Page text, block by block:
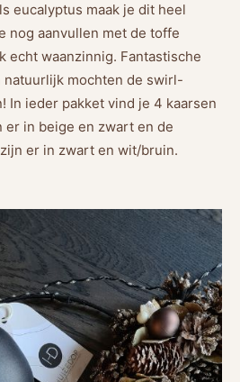
eucalyptus maak je dit heel
nog aanvullen met de toffe
echt waanzinnig. Fantastische
mochten de swirl-
In ieder pakket vind je 4 kaarsen
er in beige en zwart en de
er in zwart en wit/bruin.